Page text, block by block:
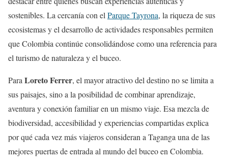
sostenibles. La cercanía con el Parque Tayrona, la riqueza de sus
ecosistemas y el desarrollo de actividades responsables permiten
que Colombia continúe consolidándose como una referencia para
el turismo de naturaleza y el buceo.
Para Loreto Ferrer, el mayor atractivo del destino no se limita a
sus paisajes, sino a la posibilidad de combinar aprendizaje,
aventura y conexión familiar en un mismo viaje. Esa mezcla de
biodiversidad, accesibilidad y experiencias compartidas explica
por qué cada vez más viajeros consideran a Taganga una de las
mejores puertas de entrada al mundo del buceo en Colombia.